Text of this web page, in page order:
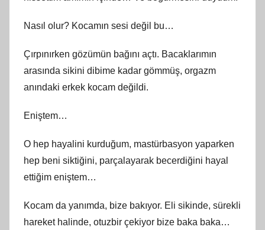
Nasıl olur? Kocamın sesi değil bu…
Çırpınırken gözümün bağını açtı. Bacaklarımın
arasında sikini dibime kadar gömmüş, orgazm
anındaki erkek kocam değildi.
Eniştem…
O hep hayalini kurduğum, mastürbasyon yaparken
hep beni siktiğini, parçalayarak becerdiğini hayal
ettiğim eniştem…
Kocam da yanımda, bize bakıyor. Eli sikinde, sürekli
hareket halinde, otuzbir çekiyor bize baka baka…